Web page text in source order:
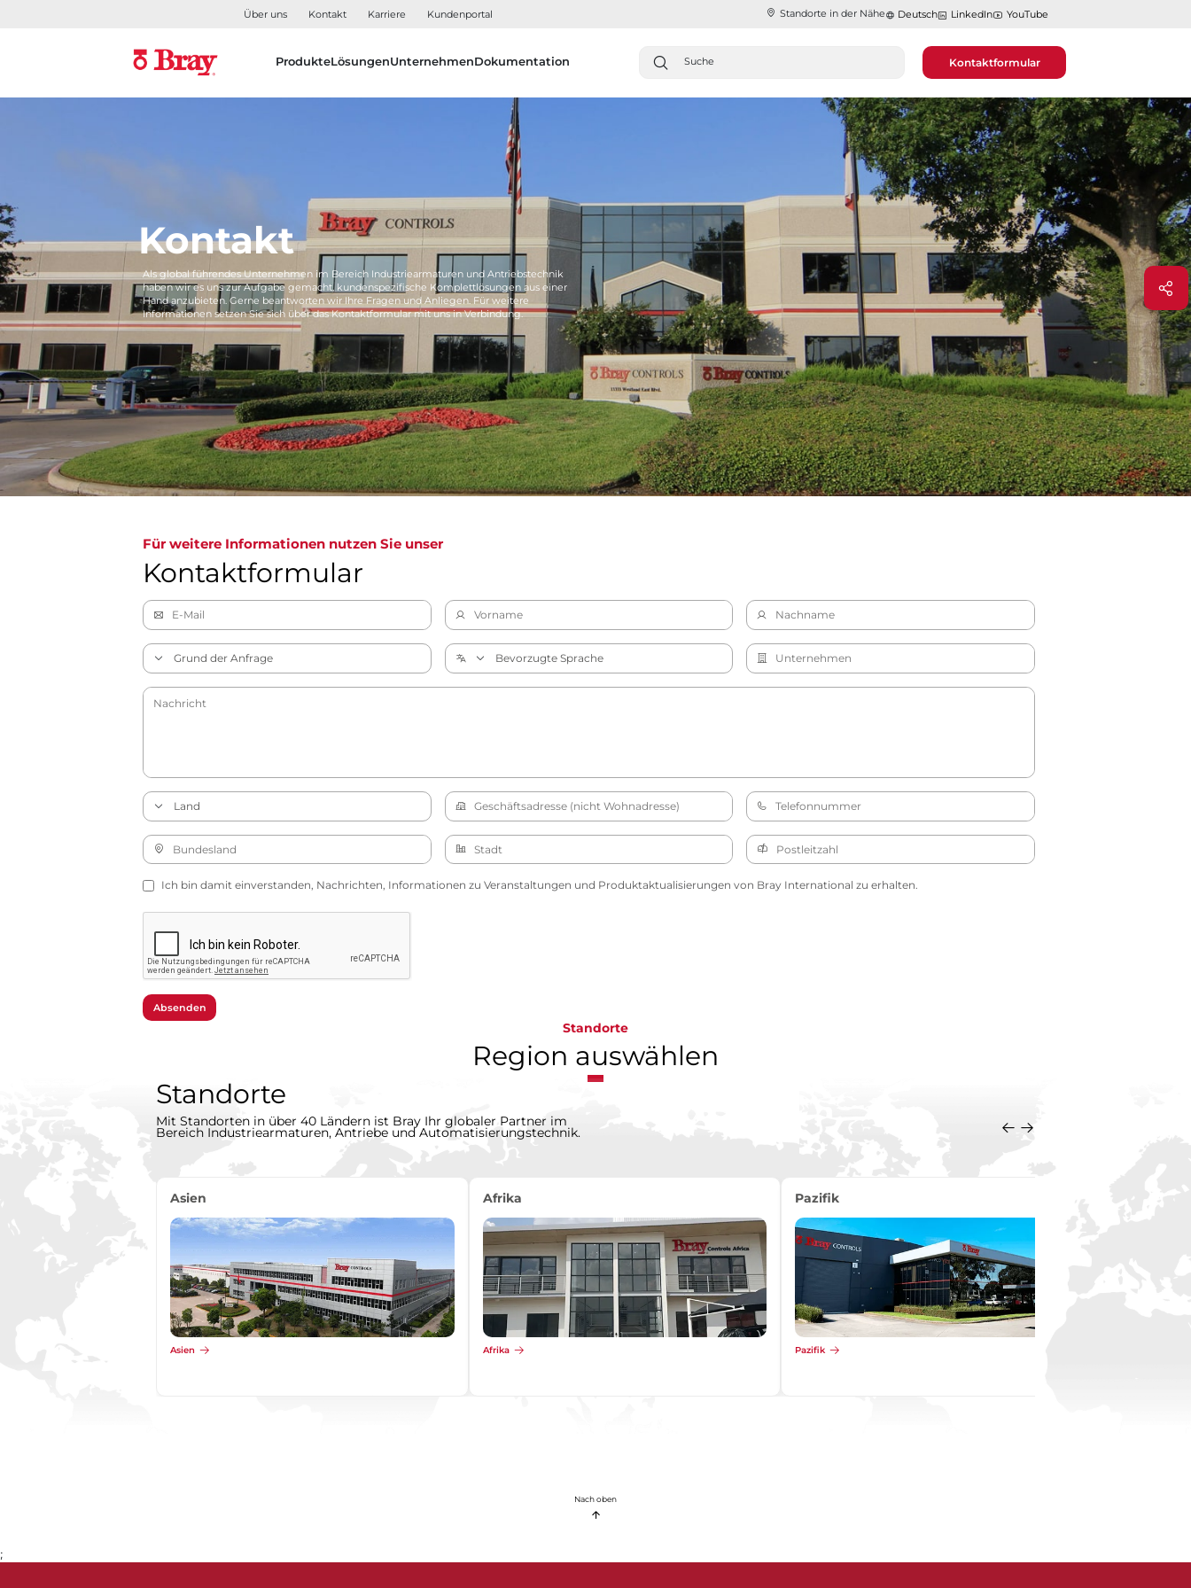
Über uns Kontakt Karriere Kundenportal Standorte in der Nähe​​​​​​​ Deutsch LinkedIn YouTube
ProdukteLösungenUnternehmenDokumentation Kontaktformular
Kontakt
Als global führendes Unternehmen im Bereich Industriearmaturen und Antriebstechnik
haben wir es uns zur Aufgabe gemacht, kundenspezifische Komplettlösungen aus einer
Hand anzubieten. Gerne beantworten wir Ihre Fragen und Anliegen. Für weitere
Informationen setzen Sie sich über das Kontaktformular mit uns in Verbindung.
Für weitere Informationen nutzen Sie unser
Kontaktformular
Ich bin damit einverstanden, Nachrichten, Informationen zu Veranstaltungen und Produktaktualisierungen von Bray International zu erhalten.
Absenden
Standorte
Region auswählen
Standorte
Mit Standorten in über 40 Ländern ist Bray Ihr globaler Partner im
Bereich Industriearmaturen, Antriebe und Automatisierungstechnik.
Asien
Asien
Afrika
Afrika
Pazifik
Pazifik
Nach oben
;